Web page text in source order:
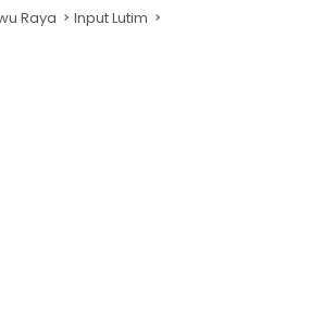
Raya Input Lutim